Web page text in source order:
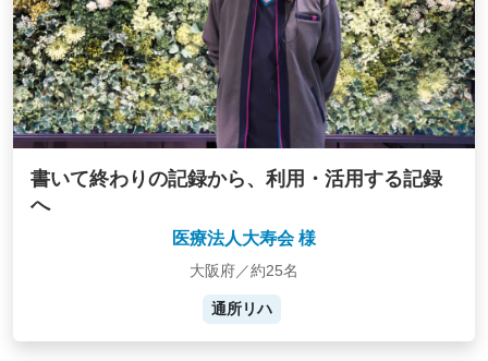
書いて終わりの記録から、利用・活用する記録
へ
医療法人大寿会 様
大阪府／約25名
通所リハ